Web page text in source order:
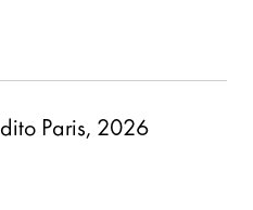
Paris, 2026